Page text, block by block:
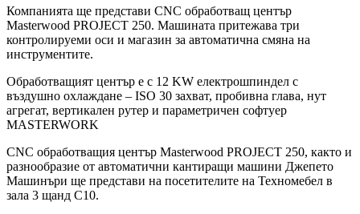
Компанията ще представи CNC обработващ център
Masterwood PROJECT 250. Машината притежава три
контролируеми оси и магазин за автоматична смяна на
инструментите.
Обработващият център е с 12 KW електрошпиндел с
въздушно охлаждане – ISO 30 захват, пробивна глава, нут
агрегат, вертикален рутер и параметричен софтуер
MASTERWORK
CNC обработващия център Masterwood PROJECT 250, както и
разнообразие от автоматични кантиращи машини Джепето
Машинъри ще представи на посетителите на Техномебел в
зала 3 щанд С10.